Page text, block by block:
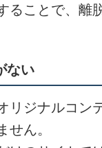
ることで、離
ない
リジナルコン
せん。